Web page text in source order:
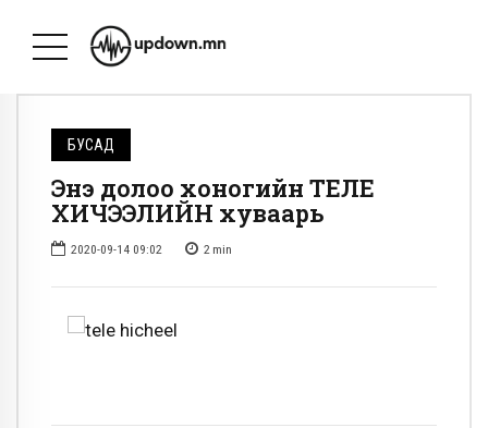
БУСАД
Энэ долоо хоногийн ТЕЛЕ
ХИЧЭЭЛИЙН хуваарь
2020-09-14 09:02 2 min